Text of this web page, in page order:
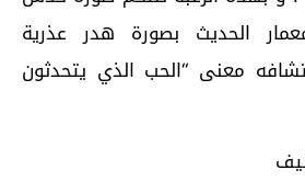
الحديث بصورة هدر عذرية
معنى “الحب الذي يتحدثون